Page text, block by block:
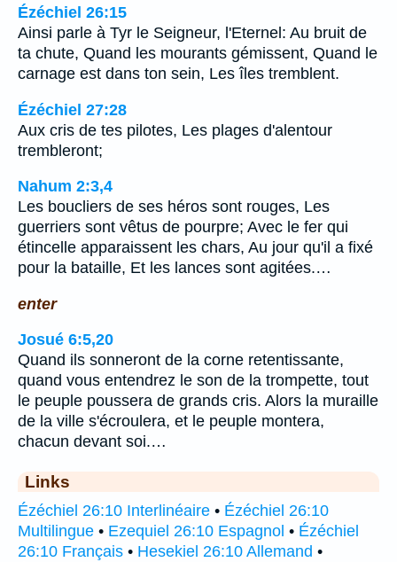
Ézéchiel 26:15
Ainsi parle à Tyr le Seigneur, l'Eternel: Au bruit de
ta chute, Quand les mourants gémissent, Quand le
carnage est dans ton sein, Les îles tremblent.
Ézéchiel 27:28
Aux cris de tes pilotes, Les plages d'alentour
trembleront;
Nahum 2:3,4
Les boucliers de ses héros sont rouges, Les
guerriers sont vêtus de pourpre; Avec le fer qui
étincelle apparaissent les chars, Au jour qu'il a fixé
pour la bataille, Et les lances sont agitées.…
enter
Josué 6:5,20
Quand ils sonneront de la corne retentissante,
quand vous entendrez le son de la trompette, tout
le peuple poussera de grands cris. Alors la muraille
de la ville s'écroulera, et le peuple montera,
chacun devant soi.…
Links
Ézéchiel 26:10 Interlinéaire • Ézéchiel 26:10
Multilingue • Ezequiel 26:10 Espagnol • Ézéchiel
26:10 Français • Hesekiel 26:10 Allemand •